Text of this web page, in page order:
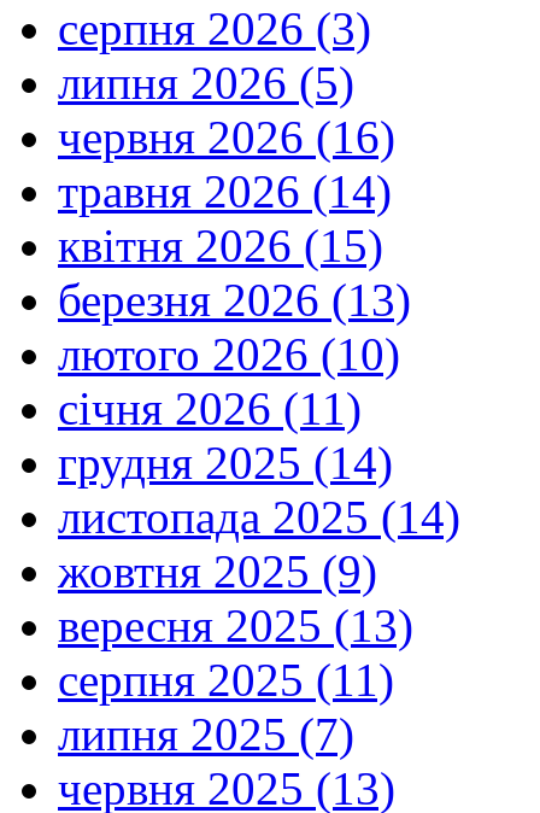
серпня 2026 (3)
липня 2026 (5)
червня 2026 (16)
травня 2026 (14)
квітня 2026 (15)
березня 2026 (13)
лютого 2026 (10)
січня 2026 (11)
грудня 2025 (14)
листопада 2025 (14)
жовтня 2025 (9)
вересня 2025 (13)
серпня 2025 (11)
липня 2025 (7)
червня 2025 (13)